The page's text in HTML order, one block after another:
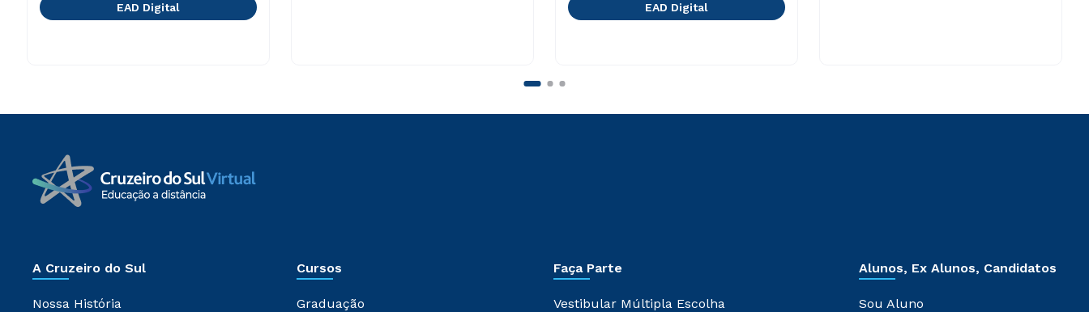
EAD Digital EAD Digital
A Cruzeiro do Sul
Nossa História
Cursos
Graduação
Faça Parte
Vestibular Múltipla Escolha
Alunos, Ex Alunos, Candidatos
Sou Aluno